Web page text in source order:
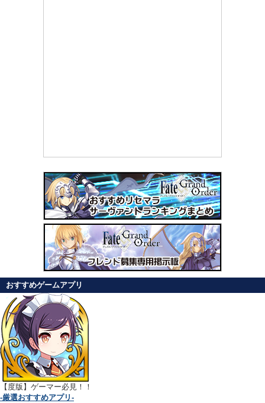
おすすめゲームアプリ
【 度版】ゲーマー必見！！
-厳選おすすめアプリ-